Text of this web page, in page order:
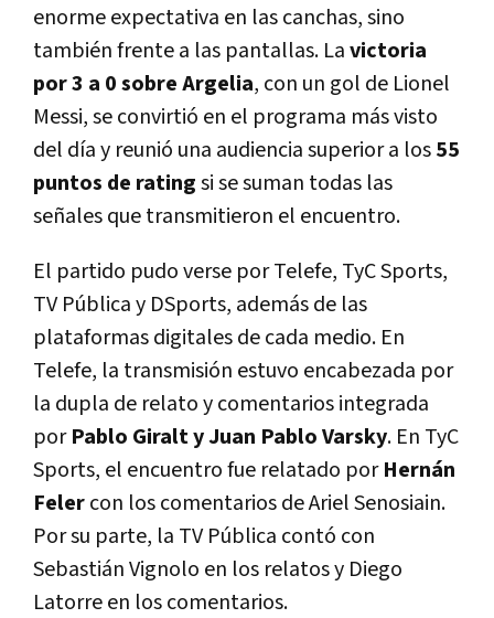
enorme expectativa en las canchas, sino
también frente a las pantallas. Lavictoria
por 3 a 0 sobre Argelia, con un gol de Lionel
Messi, se convirtió en el programa más visto
del día y reunió una audiencia superior a los55
puntos de ratingsi se suman todas las
señales que transmitieron el encuentro.
El partido pudo verse por Telefe, TyC Sports,
TV Pública y DSports, además de las
plataformas digitales de cada medio. En
Telefe, la transmisión estuvo encabezada por
la dupla de relato y comentarios integrada
por Pablo Giralt y Juan Pablo Varsky. En TyC
Sports, el encuentro fue relatado por Hernán
Felercon los comentarios de Ariel Senosiain.
Por su parte, la TV Pública contó con
Sebastián Vignolo en los relatos y Diego
Latorre en los comentarios.